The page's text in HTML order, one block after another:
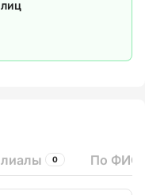
0 По ФИО